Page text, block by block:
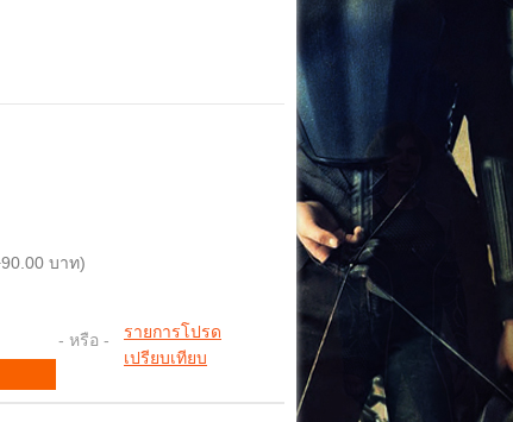
บาท)
- หรือ - รายการโปรด
เปรียบเทียบ